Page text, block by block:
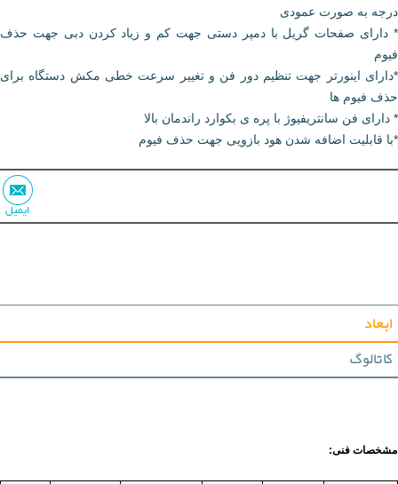
درجه به صورت عمودی
* دارای صفحات گریل با دمپر دستی جهت کم و زیاد کردن دبی جهت حذف
فیوم
*دارای اینورتر جهت تنظیم دور فن و تغییر سرعت خطی مکش دستگاه برای
حذف فیوم ها
* دارای فن سانتریفیوژ با پره ی بکوارد راندمان بالا
*با قابلیت اضافه شدن هود بازویی جهت حذف فیوم
ایمیل
ابعاد
کاتالوگ
مشخصات فنی: